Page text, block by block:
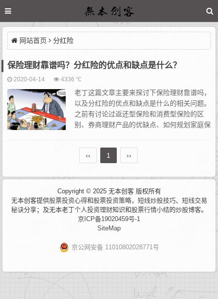
网站首页 分红险
保险理财靠谱吗？分红险的优点和缺点是什么？
2020-04-14 4336 ℃
老丁这篇文章主要来探讨下保险理财靠谱吗，
以及分红险的优点和缺点是什么的相关问题。
之前有讨论过返还型保险和消费型保险的区
别、券商理财产品的优缺点、如何规划家庭保
财有了一定的认识，同时也对保险的本质概念有了一定的了解。但
‹‹ 1 ››
Copyright © 2025 无本创客 版权所有
无本创客提供股票投资心得和 股票投资策略， 短线炒股技巧、 短线交易
秘诀分享；及无本老丁个人投资理财知识和 股票行情小结的炒股博客。
京ICP备19020459号-1
SiteMap
京公网安备 11010802028771号